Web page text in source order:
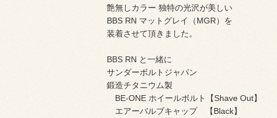
艶無しカラー 独特の光沢が美しい
BBS RN マットグレイ（MGR）を
装着させて頂きました。
BBS RN と一緒に
サンダーボルトジャパン
鍛造チタニウム製
BE-ONE ホイールボルト【Shave Out】
エアーバルブキャップ 【Black】